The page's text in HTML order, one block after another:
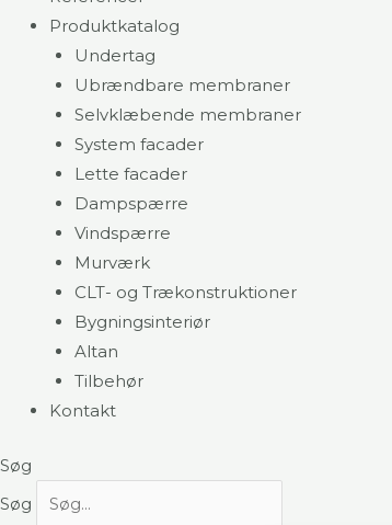
Produktkatalog
Undertag
Ubrændbare membraner
Selvklæbende membraner
System facader
Lette facader
Dampspærre
Vindspærre
Murværk
CLT- og Trækonstruktioner
Bygningsinteriør
Altan
Tilbehør
Kontakt
Søg
Søg